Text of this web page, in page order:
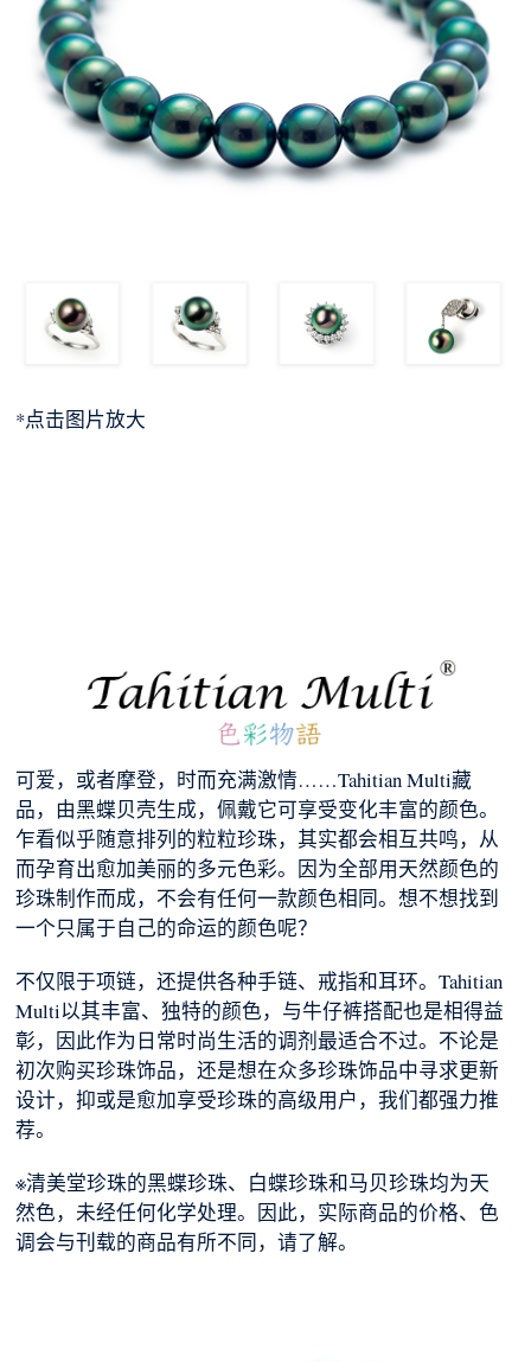
*点击图片放大
可爱，或者摩登，时而充满激情……Tahitian Multi藏
品，由黑蝶贝壳生成，佩戴它可享受变化丰富的颜色。
乍看似乎随意排列的粒粒珍珠，其实都会相互共鸣，从
而孕育出愈加美丽的多元色彩。因为全部用天然颜色的
珍珠制作而成，不会有任何一款颜色相同。想不想找到
一个只属于自己的命运的颜色呢？
不仅限于项链，还提供各种手链、戒指和耳环。Tahitian
Multi以其丰富、独特的颜色，与牛仔裤搭配也是相得益
彰，因此作为日常时尚生活的调剂最适合不过。不论是
初次购买珍珠饰品，还是想在众多珍珠饰品中寻求更新
设计，抑或是愈加享受珍珠的高级用户，我们都强力推
荐。
※清美堂珍珠的黑蝶珍珠、白蝶珍珠和马贝珍珠均为天
然色，未经任何化学处理。因此，实际商品的价格、色
调会与刊载的商品有所不同，请了解。